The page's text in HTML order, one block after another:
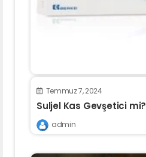
Temmuz 7, 2024
Suljel Kas Gevşetici mi?
admin